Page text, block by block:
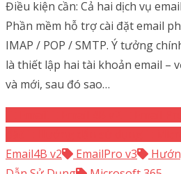
Điều kiện cần: Cả hai dịch vụ
Phần mềm hỗ trợ cài đặt email
IMAP / POP / SMTP. Ý tưởng
là thiết lập hai tài khoản email –
và mới, sau đó sao…
Email4B v2
EmailPro v3